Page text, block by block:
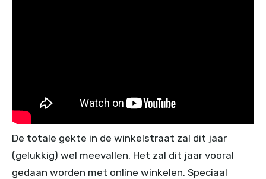
De totale gekte in de winkelstraat zal dit jaar
(gelukkig) wel meevallen. Het zal dit jaar vooral
gedaan worden met online winkelen. Speciaal